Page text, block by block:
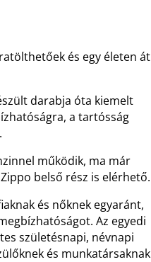
és egy életen át
darabja óta kiemelt
a tartósság
működik, ma már
belső rész is elérhető.
és nőknek egyaránt,
Az egyedi
születésnapi, névnapi
és munkatársaknak